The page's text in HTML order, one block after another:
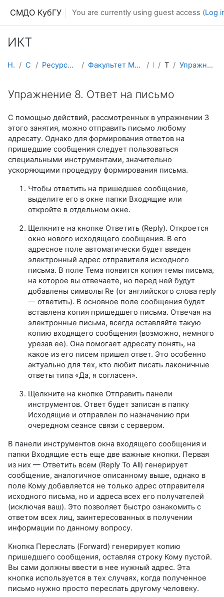
СМДО КубГУ You are currently using guest access (Log
ИКТ
Home Courses Ресурсы подразделений КубГУ Факультет Математики и компьютерных наук ИКТ Topic 1 Упражнение 8. Ответ на письмо
Упражнение 8. Ответ на письмо
С помощью действий, рассмотренных в упражнении 3
этого занятия, можно отправить письмо любому
адресату. Однако для формирования ответов на
пришедшие сообщения следует пользоваться
специальными инструментами, значительно
ускоряющими процедуру формирования письма.
Чтобы ответить на пришедшее сообщение,
выделите его в окне папки Входящие или
откройте в отдельном окне.
Щелкните на кнопке Ответить (Reply). Откроется
окно нового исходящего сообщения. В его
адресное поле автоматически будет введен
электронный адрес отправителя исходного
письма. В поле Тема появится копия темы письма,
на которое вы отвечаете, но перед ней будут
добавлены символы Re (от английского слова reply
— ответить). В основное поле сообщения будет
вставлена копия пришедшего письма. Отвечая на
электронные письма, всегда оставляйте такую
копию входящего сообщения (возможно, немного
урезав ее). Она помогает адресату понять, на
какое из его писем пришел ответ. Это особенно
актуально для тех, кто любит писать лаконичные
ответы типа «Да, я согласен».
Щелкните на кнопке Отправить панели
инструментов. Ответ будет записан в папку
Исходящие и отправлен по назначению при
очередном сеансе связи с сервером.
В панели инструментов окна входящего сообщения и
папки Входящие есть еще две важные кнопки. Первая
из них — Ответить всем (Reply То All) генерирует
сообщение, аналогичное описанному выше, однако в
поле Кому добавляется не только адрес отправителя
исходного письма, но и адреса всех его получателей
(исключая ваш). Это позволяет быстро ознакомить с
ответом всех лиц, заинтересованных в получении
информации по данному вопросу.
Кнопка Переслать (Forward) генерирует копию
пришедшего сообщения, оставляя строку Кому пустой.
Вы сами должны ввести в нее нужный адрес. Эта
кнопка используется в тех случаях, когда полученное
письмо нужно просто переслать другому человеку.